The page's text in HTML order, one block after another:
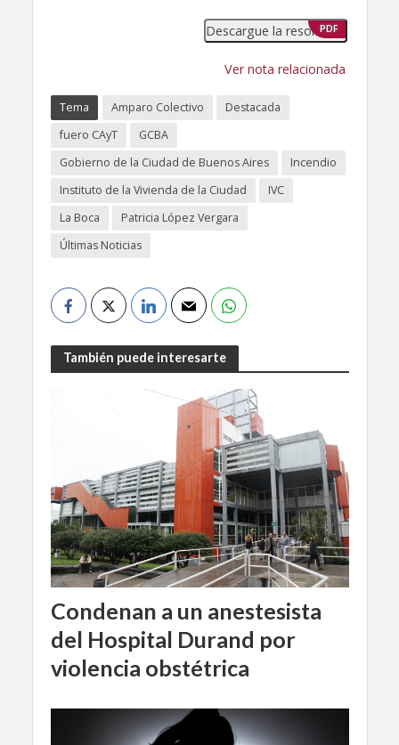
Descargue la resolución
PDF
Ver nota relacionada
Tema Amparo Colectivo
Destacada
fuero CAyT
GCBA
Gobierno de la Ciudad de Buenos Aires
Incendio
Instituto de la Vivienda de la Ciudad
IVC
La Boca
Patricia López Vergara
Últimas Noticias
También puede interesarte
Condenan a un anestesista
del Hospital Durand por
violencia obstétrica